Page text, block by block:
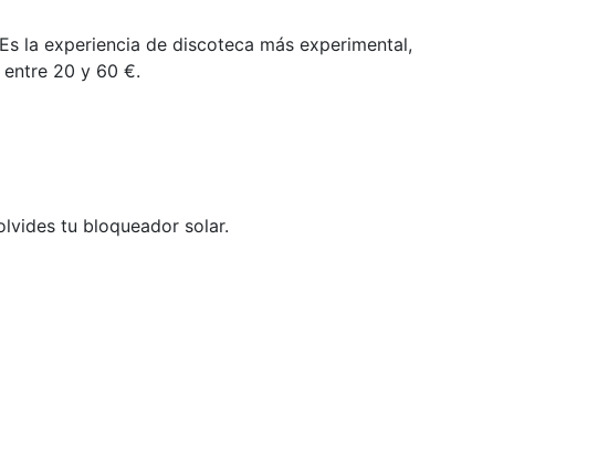
la experiencia de discoteca más experimental,
entre 20 y 60 €.
tu bloqueador solar.